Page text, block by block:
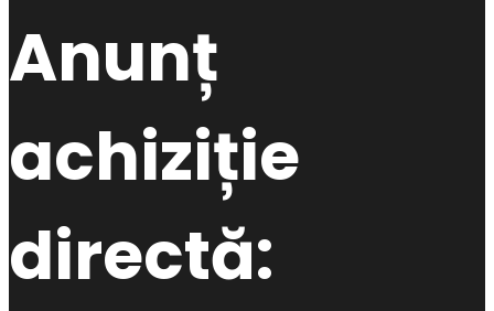
Anunț
achiziție
directă: